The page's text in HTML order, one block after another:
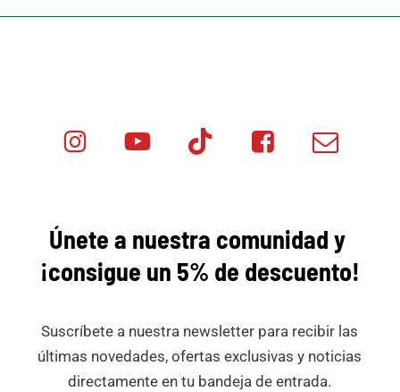
Minicar Tok
Minicar Minicar
Únete a nuestra comunidad y
¡consigue un 5% de descuento!
Suscríbete a nuestra newsletter para recibir las
últimas novedades, ofertas exclusivas y noticias
directamente en tu bandeja de entrada.